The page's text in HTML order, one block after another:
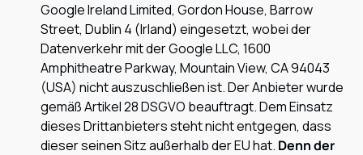
Google Ireland Limited, Gordon House, Barrow
Street, Dublin 4 (Irland) eingesetzt, wobei der
Datenverkehr mit der Google LLC, 1600
Amphitheatre Parkway, Mountain View, CA 94043
(USA) nicht auszuschließen ist. Der Anbieter wurde
gemäß Artikel 28 DSGVO beauftragt. Dem Einsatz
dieses Drittanbieters steht nicht entgegen, dass
dieser seinen Sitz außerhalb der EU hat. Denn der